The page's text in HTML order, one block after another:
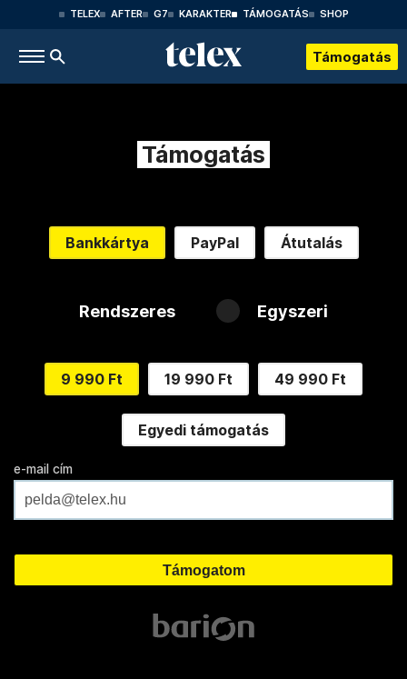
TELEX AFTER G7 KARAKTER TÁMOGATÁS SHOP
Támogatás
Támogatás
Bankkártya PayPal Átutalás
Rendszeres Egyszeri
9 990 Ft 19 990 Ft 49 990 Ft
Egyedi támogatás
e-mail cím